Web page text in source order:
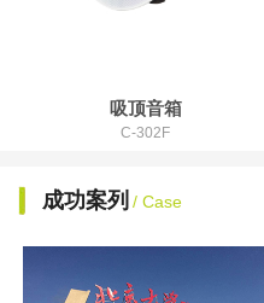
吸顶音箱
C-302F
成功案列 / Case